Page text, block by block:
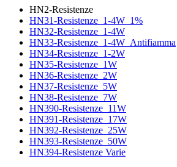
HN2-Resistenze
HN31-Resistenze_1-4W_1%
HN32-Resistenze_1-4W
HN33-Resistenze_1-4W_Antifiamma
HN34-Resistenze_1-2W
HN35-Resistenze_1W
HN36-Resistenze_2W
HN37-Resistenze_5W
HN38-Resistenze_7W
HN390-Resistenze_11W
HN391-Resistenze_17W
HN392-Resistenze_25W
HN393-Resistenze_50W
HN394-Resistenze Varie